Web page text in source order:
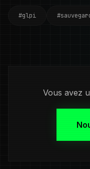
#glpi
Vous avez